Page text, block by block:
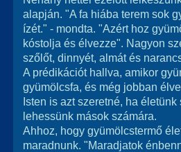
alapján. "A fa hiába terem sok
ízét." - mondta. "Azért hoz
kóstolja és élvezze". Nagyon
szőlőt, dinnyét, almát és
A prédikációt hallva, amikor
gyümölcsfa, és még jobban
Isten is azt szeretné, ha
lehessünk mások számára.
Ahhoz, hogy gyümölcstermő
maradnunk. "Maradjatok